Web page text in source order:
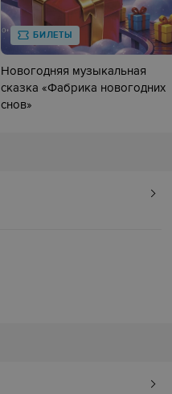
БИЛЕТЫ
Новогодняя музыкальная
сказка «Фабрика новогодних
снов»